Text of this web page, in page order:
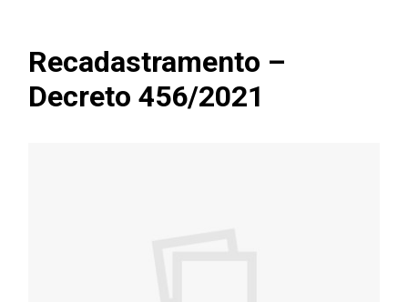
Recadastramento –
Decreto 456/2021